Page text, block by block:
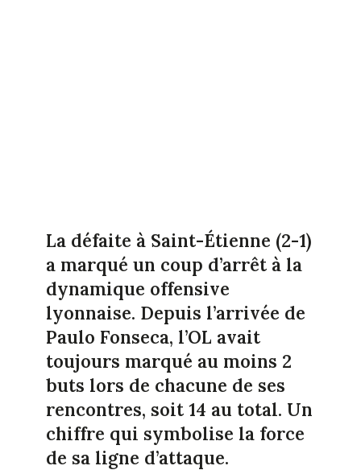
La défaite à Saint-Étienne (2-1)
a marqué un coup d’arrêt à la
dynamique offensive
lyonnaise. Depuis l’arrivée de
Paulo Fonseca, l’OL avait
toujours marqué au moins 2
buts lors de chacune de ses
rencontres, soit 14 au total. Un
chiffre qui symbolise la force
de sa ligne d’attaque.